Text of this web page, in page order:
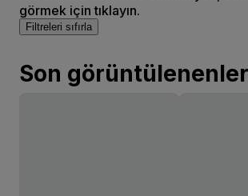
görmek için tıklayın.
Filtreleri sıfırla
Son görüntülenenler